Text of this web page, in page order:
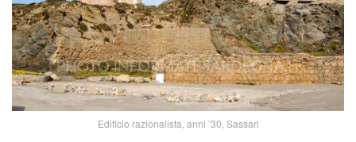
Edificio razionalista, anni ’30, Sassari